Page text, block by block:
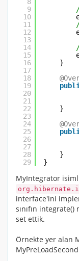
9
10
11
12
13
14
15
16
17
18
19
20
21
22
23
24
25
26
27
28
29
}
}
}
}
MyIntegrator
interface'ini
sınıfın integrate()
set ettik.
Örnekte yer alan